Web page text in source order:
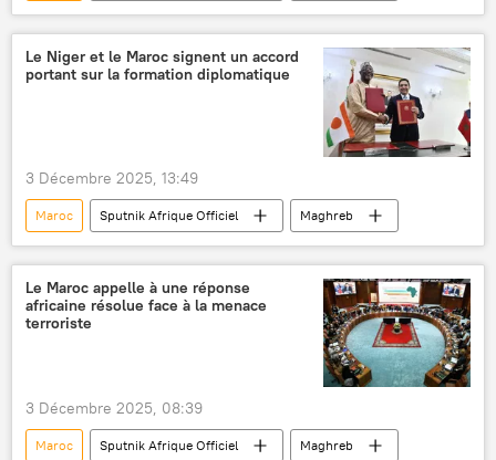
Le Niger et le Maroc signent un accord
portant sur la formation diplomatique
3 Décembre 2025, 13:49
Maroc Sputnik Afrique Officiel Maghreb
Le Maroc appelle à une réponse
africaine résolue face à la menace
terroriste
3 Décembre 2025, 08:39
Maroc Sputnik Afrique Officiel Maghreb